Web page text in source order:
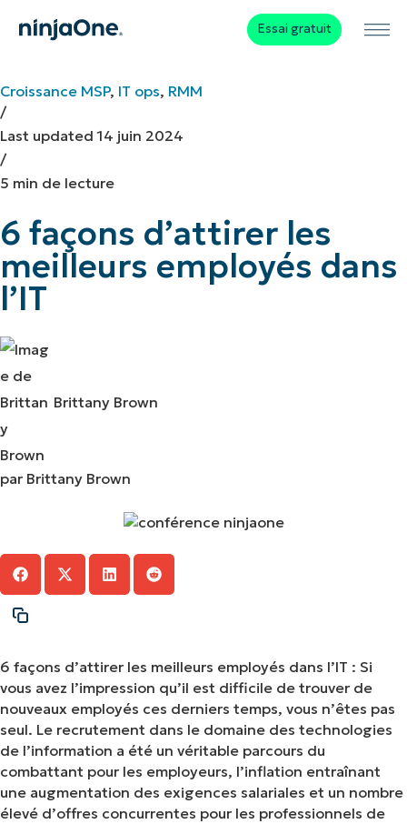
Essai gratuit
Croissance MSP, IT ops, RMM
/
Last updated14 juin 2024
/
5 min de lecture
6 façons d’attirer les
meilleurs employés dans
l’IT
Brittany Brown
par Brittany Brown
6 façons d’attirer les meilleurs employés dans l’IT : Si
vous avez l’impression qu’il est difficile de trouver de
nouveaux employés ces derniers temps, vous n’êtes pas
seul. Le recrutement dans le domaine des technologies
de l’information a été un véritable parcours du
combattant pour les employeurs, l’inflation entraînant
une augmentation des exigences salariales et un nombre
élevé d’offres concurrentes pour les professionnels de